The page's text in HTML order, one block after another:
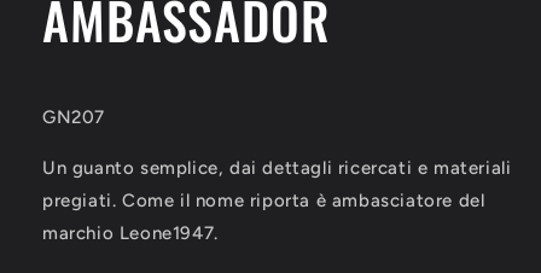
AMBASSADOR
GN207
Un guanto semplice, dai dettagli ricercati e materiali
pregiati. Come il nome riporta è ambasciatore del
marchio Leone1947.